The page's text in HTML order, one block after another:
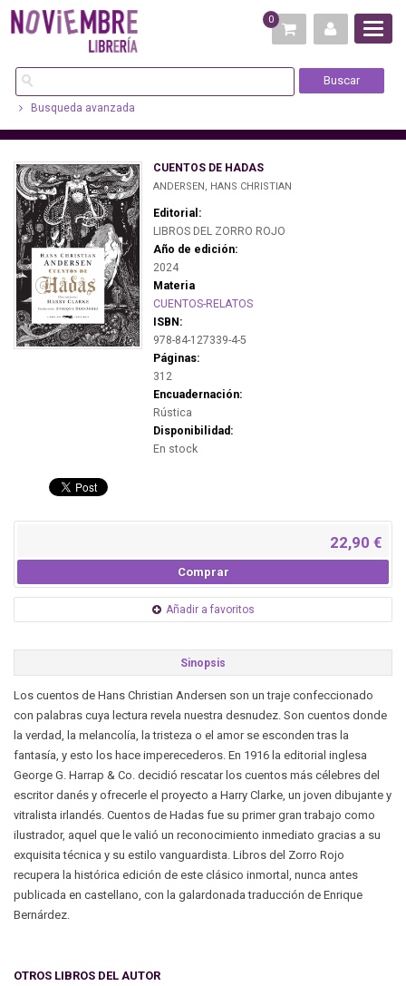
0
Busqueda avanzada
CUENTOS DE HADAS
ANDERSEN, HANS CHRISTIAN
Editorial:
LIBROS DEL ZORRO ROJO
Año de edición:
2024
Materia
CUENTOS-RELATOS
ISBN:
978-84-127339-4-5
Páginas:
312
Encuadernación:
Rústica
Disponibilidad:
En stock
22,90 €
Comprar
Añadir a favoritos
Sinopsis
Los cuentos de Hans Christian Andersen son un traje confeccionado
con palabras cuya lectura revela nuestra desnudez. Son cuentos donde
la verdad, la melancolía, la tristeza o el amor se esconden tras la
fantasía, y esto los hace imperecederos. En 1916 la editorial inglesa
George G. Harrap & Co. decidió rescatar los cuentos más célebres del
escritor danés y ofrecerle el proyecto a Harry Clarke, un joven dibujante y
vitralista irlandés. Cuentos de Hadas fue su primer gran trabajo como
ilustrador, aquel que le valió un reconocimiento inmediato gracias a su
exquisita técnica y su estilo vanguardista. Libros del Zorro Rojo
recupera la histórica edición de este clásico inmortal, nunca antes
publicada en castellano, con la galardonada traducción de Enrique
Bernárdez.
OTROS LIBROS DEL AUTOR